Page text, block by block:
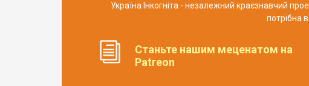
Україна Інкогніта - незалежний краєзнавчий
потрібна
Станьте нашим меценатом на
Patreon